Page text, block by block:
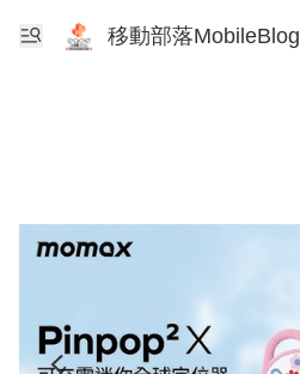
移動部落MobileBlog